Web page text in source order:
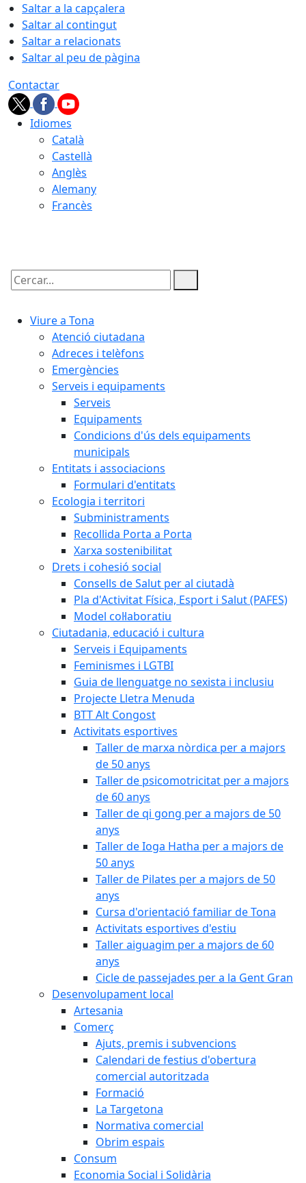
Saltar a la capçalera
Saltar al contingut
Saltar a relacionats
Saltar al peu de pàgina
Contactar
Idiomes
Català
Castellà
Anglès
Alemany
Francès
Cercar:
Viure a Tona
Atenció ciutadana
Adreces i telèfons
Emergències
Serveis i equipaments
Serveis
Equipaments
Condicions d'ús dels equipaments
municipals
Entitats i associacions
Formulari d'entitats
Ecologia i territori
Subministraments
Recollida Porta a Porta
Xarxa sostenibilitat
Drets i cohesió social
Consells de Salut per al ciutadà
Pla d'Activitat Física, Esport i Salut (PAFES)
Model col·laboratiu
Ciutadania, educació i cultura
Serveis i Equipaments
Feminismes i LGTBI
Guia de llenguatge no sexista i inclusiu
Projecte Lletra Menuda
BTT Alt Congost
Activitats esportives
Taller de marxa nòrdica per a majors
de 50 anys
Taller de psicomotricitat per a majors
de 60 anys
Taller de qi gong per a majors de 50
anys
Taller de Ioga Hatha per a majors de
50 anys
Taller de Pilates per a majors de 50
anys
Cursa d'orientació familiar de Tona
Activitats esportives d'estiu
Taller aiguagim per a majors de 60
anys
Cicle de passejades per a la Gent Gran
Desenvolupament local
Artesania
Comerç
Ajuts, premis i subvencions
Calendari de festius d'obertura
comercial autoritzada
Formació
La Targetona
Normativa comercial
Obrim espais
Consum
Economia Social i Solidària